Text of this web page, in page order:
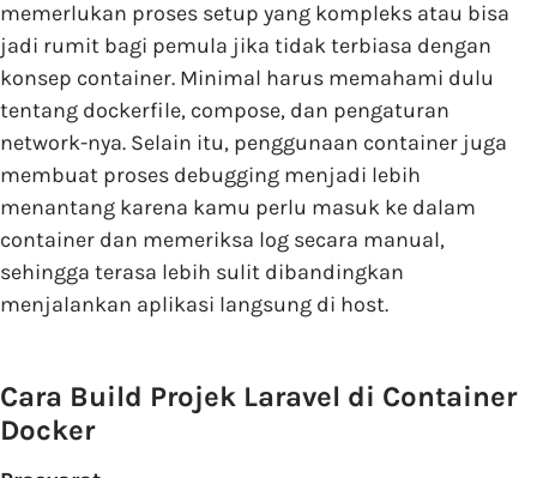
memerlukan proses setup yang kompleks atau bisa
jadi rumit bagi pemula jika tidak terbiasa dengan
konsep container. Minimal harus memahami dulu
tentang dockerfile, compose, dan pengaturan
network-nya. Selain itu, penggunaan container juga
membuat proses debugging menjadi lebih
menantang karena kamu perlu masuk ke dalam
container dan memeriksa log secara manual,
sehingga terasa lebih sulit dibandingkan
menjalankan aplikasi langsung di host.
Cara Build Projek Laravel di Container
Docker